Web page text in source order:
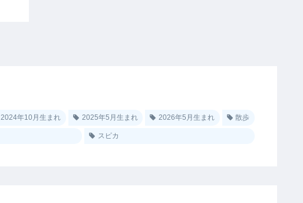
2024年10月生まれ 2025年5月生まれ 2026年5月生まれ 散歩
スピカ